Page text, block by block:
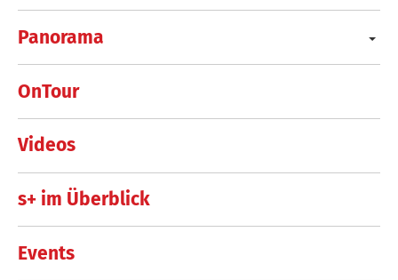
Panorama
OnTour
Videos
s+ im Überblick
Events